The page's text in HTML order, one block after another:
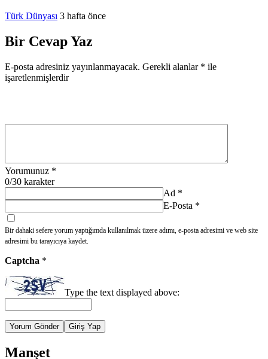
Türk Dünyası 3 hafta önce
Bir Cevap Yaz
E-posta adresiniz yayınlanmayacak. Gerekli alanlar * ile
işaretlenmişlerdir
Yorumunuz *
0/30 karakter
Ad *
E-Posta *
Bir dahaki sefere yorum yaptığımda kullanılmak üzere adımı, e-posta adresimi ve web site
adresimi bu tarayıcıya kaydet.
Captcha *
Type the text displayed above:
Yorum Gönder Giriş Yap
Manşet